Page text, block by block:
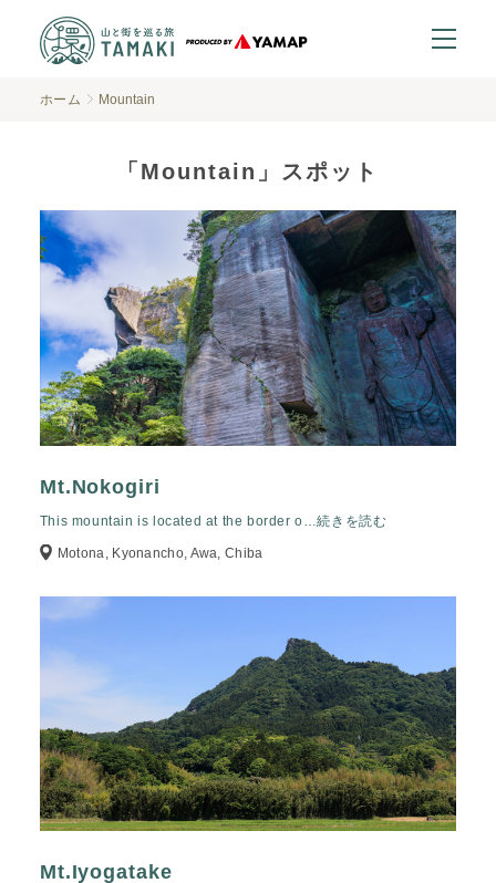
ホーム Mountain
「Mountain」スポット
Mt.Nokogiri
This mountain is located at the border o …続きを読む
Motona, Kyonancho, Awa, Chiba
Mt.Iyogatake